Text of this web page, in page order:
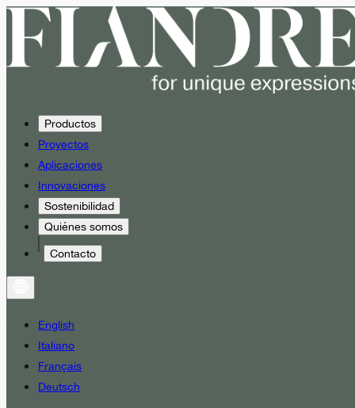
Productos
Proyectos
Aplicaciones
Innovaciones
Sostenibilidad
Quiénes somos
Contacto
English
Italiano
Français
Deutsch